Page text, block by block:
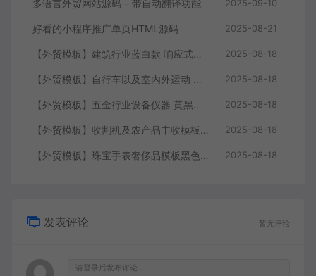
多语言外贸网站源码 – 带自动翻译功能 2025-09-10
好看的小程序推广单页HTML源码 2025-08-21
【外贸模板】建筑行业蓝白款 响应式模板静态html文件 2025-08-18
【外贸模板】自行车以及室内外运动 黑灰 响应式模板静态html文件 2025-08-18
【外贸模板】五金行业设备仪器 黄黑款 响应式模板静态html文件 2025-08-18
【外贸模板】收割机及农产品丰收模板 绿色 响应式模板静态html文件 2025-08-18
【外贸模板】珠宝手表奢侈品模板黑色 响应式模板静态html文件 2025-08-18
发表评论 暂无评论